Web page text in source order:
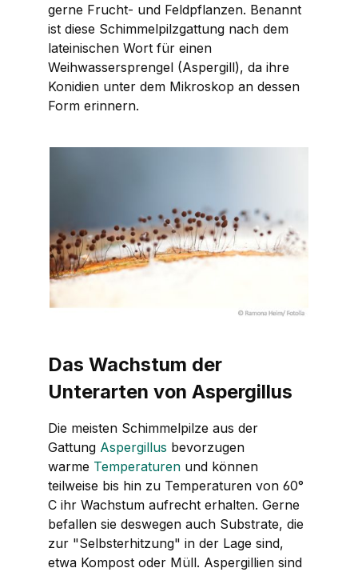
gerne Frucht- und Feldpflanzen. Benannt
ist diese Schimmelpilzgattung nach dem
lateinischen Wort für einen
Weihwassersprengel (Aspergill), da ihre
Konidien unter dem Mikroskop an dessen
Form erinnern.
Das Wachstum der
Unterarten von Aspergillus
Die meisten Schimmelpilze aus der
Gattung Aspergillus bevorzugen
warme Temperaturen und können
teilweise bis hin zu Temperaturen von 60°
C ihr Wachstum aufrecht erhalten. Gerne
befallen sie deswegen auch Substrate, die
zur "Selbsterhitzung" in der Lage sind,
etwa Kompost oder Müll. Aspergillien sind